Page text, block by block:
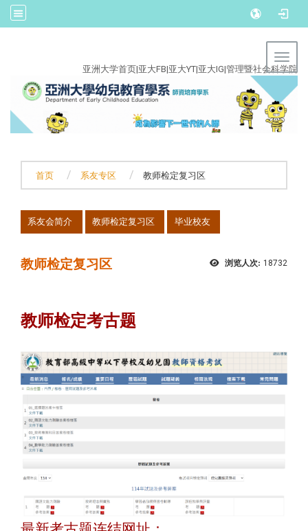
亚洲大学首页|亚大FB|亚大YT|亚大IG|管理暨社会科学院
首页 系友专区 教师检定复习区
系友会简介 教师检定复习区 毕业校友
浏览人次: 18732
教师检定复习区
教师检定考古题